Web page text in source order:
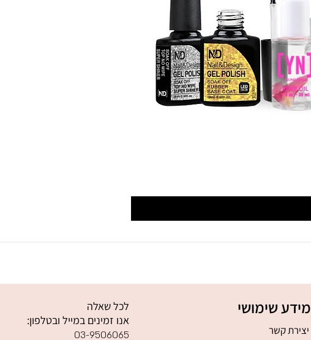
לכל שאלה
אנו זמינים במייל ובטלפון:
03-9506065
מידע שימושי
יצירת קשר